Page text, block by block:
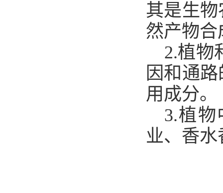
其是生物
然产物合
2.植物
因和通路
用成分。
3.植物
业、 香水